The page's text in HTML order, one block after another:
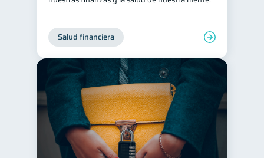
Salud financiera